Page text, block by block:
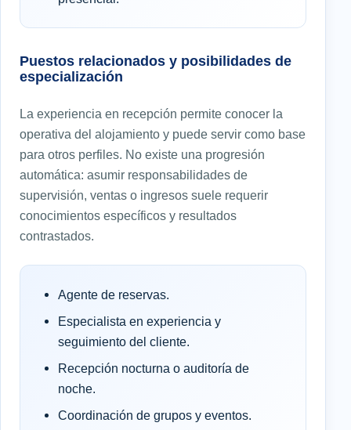
Puestos relacionados y posibilidades de
especialización
La experiencia en recepción permite conocer la
operativa del alojamiento y puede servir como base
para otros perfiles. No existe una progresión
automática: asumir responsabilidades de
supervisión, ventas o ingresos suele requerir
conocimientos específicos y resultados
contrastados.
Agente de reservas.
Especialista en experiencia y
seguimiento del cliente.
Recepción nocturna o auditoría de
noche.
Coordinación de grupos y eventos.